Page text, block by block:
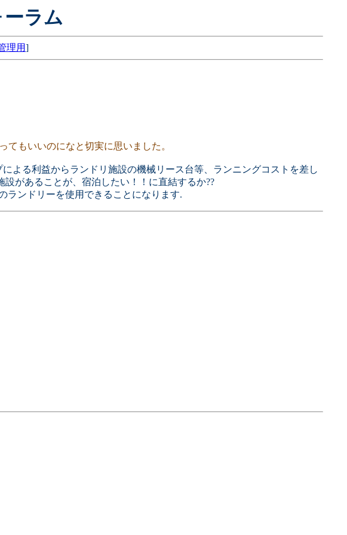
ラム
理用]
もいいのになと切実に思いました。
よる利益からランドリ施設の機械リース台等、ランニングコストを差し
があることが、宿泊したい！！に直結するか??
ランドリーを使用できることになります.